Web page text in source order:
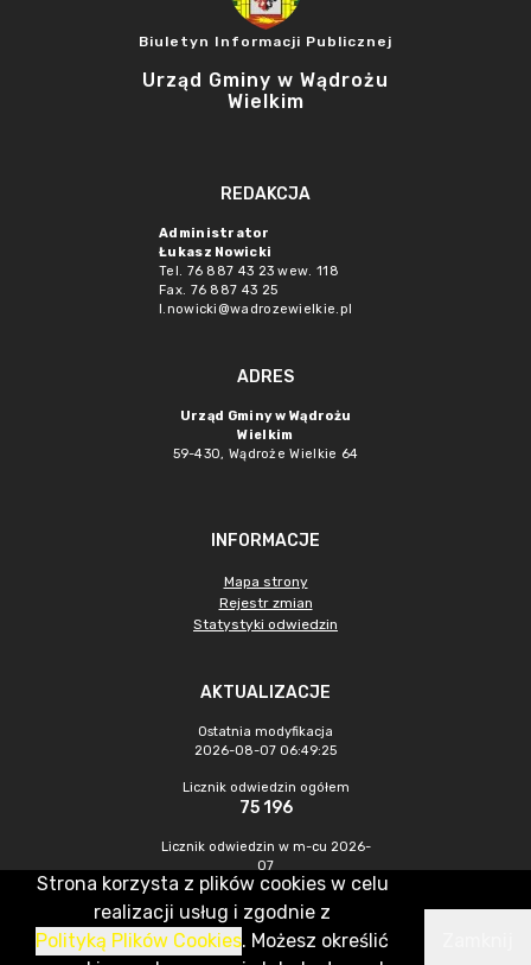
Biuletyn Informacji Publicznej
Urząd Gminy w Wądrożu
Wielkim
REDAKCJA
Administrator
Łukasz Nowicki
Tel. 76 887 43 23 wew. 118
Fax. 76 887 43 25
l.nowicki@wadrozewielkie.pl
ADRES
Urząd Gminy w Wądrożu
Wielkim
59-430, Wądroże Wielkie 64
INFORMACJE
Mapa strony
Rejestr zmian
Statystyki odwiedzin
AKTUALIZACJE
Ostatnia modyfikacja
2026-08-07 06:49:25
Licznik odwiedzin ogółem
75 196
Licznik odwiedzin w m-cu 2026-
07
687
CMS & Hosting: Nefeni Sp. z o.o.
Strona korzysta z plików cookies w celu
realizacji usług i zgodnie z
Polityką Plików Cookies. Możesz określić